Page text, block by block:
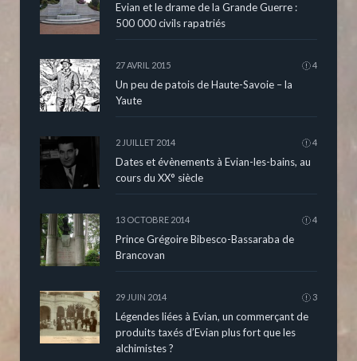
Evian et le drame de la Grande Guerre :
500 000 civils rapatriés
27 AVRIL 2015 4
Un peu de patois de Haute-Savoie – la
Yaute
2 JUILLET 2014 4
Dates et évènements à Evian-les-bains, au
cours du XX° siècle
13 OCTOBRE 2014 4
Prince Grégoire Bibesco-Bassaraba de
Brancovan
29 JUIN 2014 3
Légendes liées à Evian, un commerçant de
produits taxés d’Evian plus fort que les
alchimistes ?